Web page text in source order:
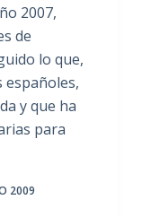
2007,
de
lo que,
españoles,
y que ha
para
2009